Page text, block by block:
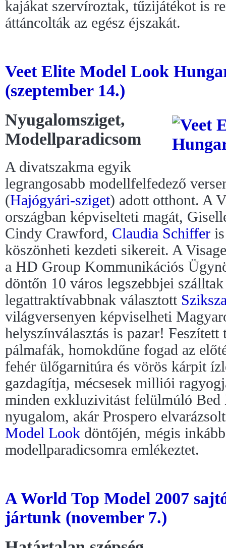
kajákat szervíroztak, tűzijátékot is
áttáncolták az egész éjszakát.
Veet Elite Model Look
(szeptember 14.)
Nyugalomsziget,
Modellparadicsom
A divatszakma egyik
legrangosabb modellfelfedező
(Hajógyári-sziget) adott otthont. A
országban képviselteti magát,
Cindy Crawford, Claudia Schiffer
köszönheti kezdeti sikereit. A
a HD Group Kommunikációs
döntőn 10 város legszebbjei
legattraktívabbnak választott
világversenyen képviselheti
helyszínválasztás is pazar! Feszített
pálmafák, homokdűne fogad az
fehér ülőgarnitúra és vörös kárpit
gazdagítja, mécsesek milliói
minden exkluzivitást felülmúló Bed
nyugalom, akár Prospero
Model Look döntőjén, mégis
modellparadicsomra emlékeztet.
A World Top Model 2007
jártunk (november 7.)